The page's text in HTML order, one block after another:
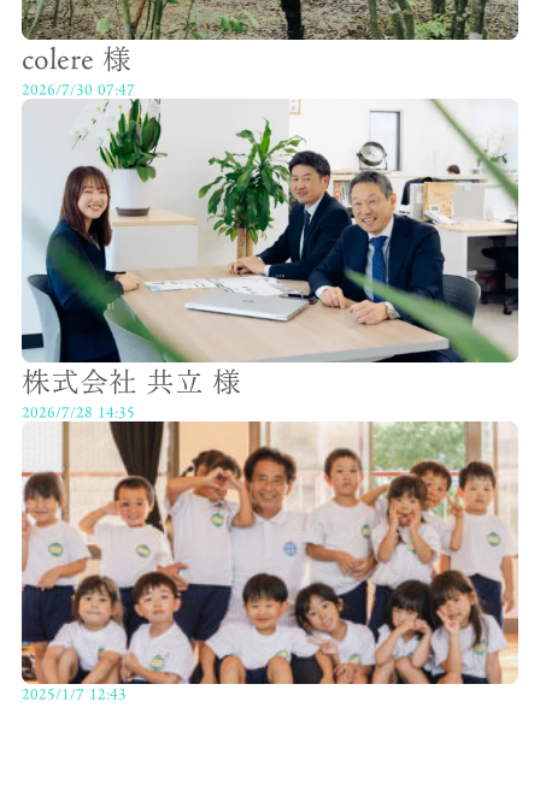
colere 様
2026/7/30 07:47
株式会社 共立 様
2026/7/28 14:35
2025/1/7 12:43